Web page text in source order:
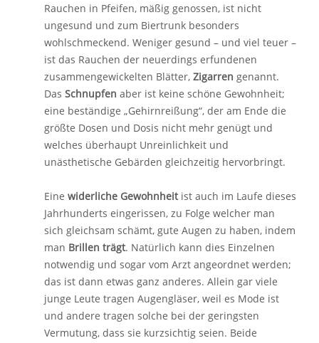
Rauchen in Pfeifen, mäßig genossen, ist nicht
ungesund und zum Biertrunk besonders
wohlschmeckend. Weniger gesund – und viel teuer –
ist das Rauchen der neuerdings erfundenen
zusammengewickelten Blätter, Zigarren genannt.
Das Schnupfen aber ist keine schöne Gewohnheit;
eine beständige „Gehirnreißung“, der am Ende die
größte Dosen und Dosis nicht mehr genügt und
welches überhaupt Unreinlichkeit und
unästhetische Gebärden gleichzeitig hervorbringt.
Eine widerliche Gewohnheitist auch im Laufe dieses
Jahrhunderts eingerissen, zu Folge welcher man
sich gleichsam schämt, gute Augen zu haben, indem
man Brillen trägt. Natürlich kann dies Einzelnen
notwendig und sogar vom Arzt angeordnet werden;
das ist dann etwas ganz anderes. Allein gar viele
junge Leute tragen Augengläser, weil es Mode ist
und andere tragen solche bei der geringsten
Vermutung, dass sie kurzsichtig seien. Beide